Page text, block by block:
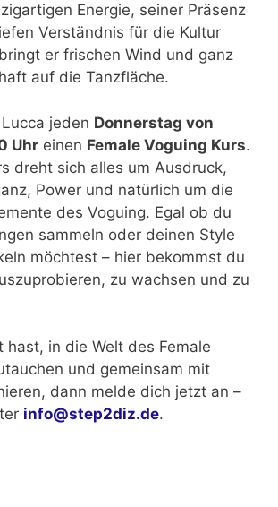
Energie, seiner Präsenz
Verständnis für die Kultur
er frischen Wind und ganz
auf die Tanzfläche.
jeden Donnerstag von
Uhr einen Female Voguing Kurs.
dreht sich alles um Ausdruck,
Power und natürlich um die
des Voguing. Egal ob du
sammeln oder deinen Style
möchtest – hier bekommst du
zu wachsen und zu
hast, in die Welt des Female
und gemeinsam mit
dann melde dich jetzt an –
info@step2diz.de.